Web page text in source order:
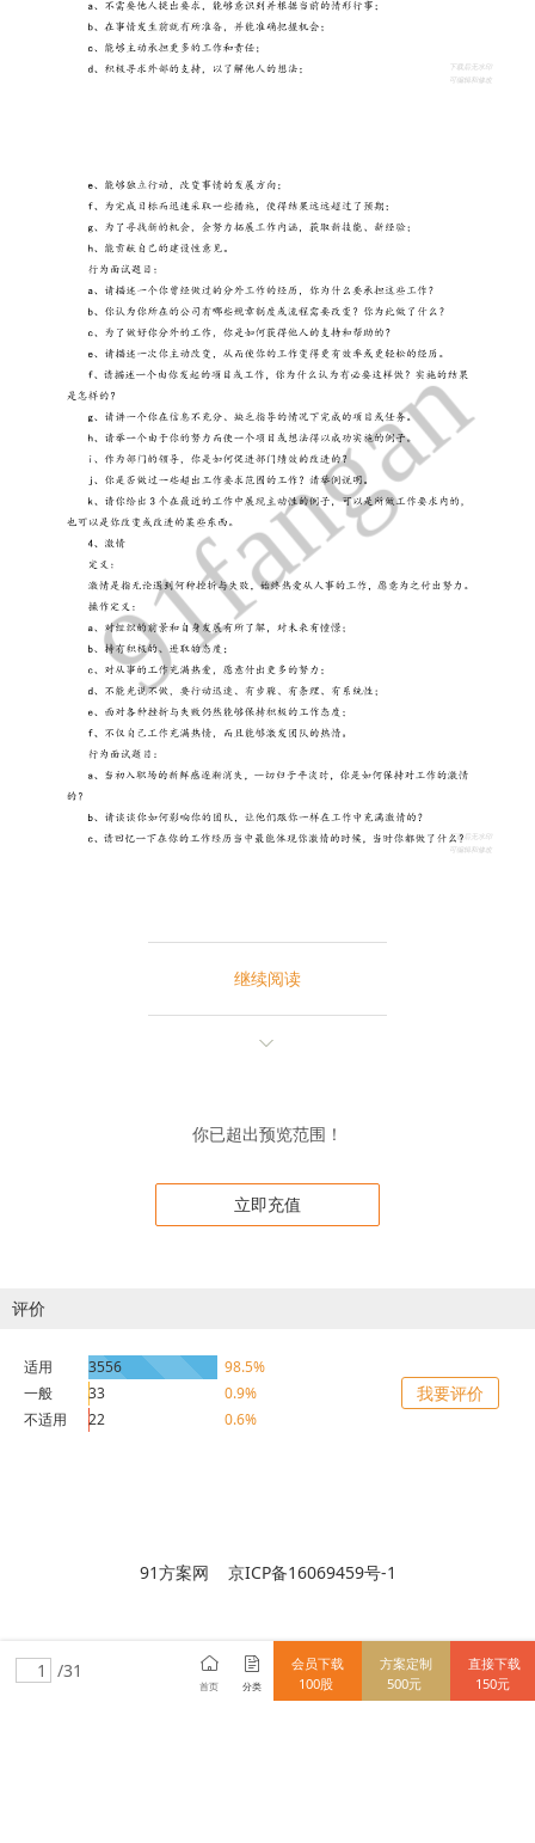
继续阅读
你已超出预览范围！
立即充值
评价
适用 3556
98.5%
一般
33
0.9%
不适用
22 0.6%
我要评价
91方案网 京ICP备16069459号-1
/31
首页 分类
会员下载
100股
方案定制
500元
直接下载
150元